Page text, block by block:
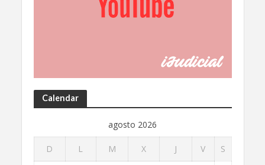
Calendar
agosto 2026
D L M X J V S